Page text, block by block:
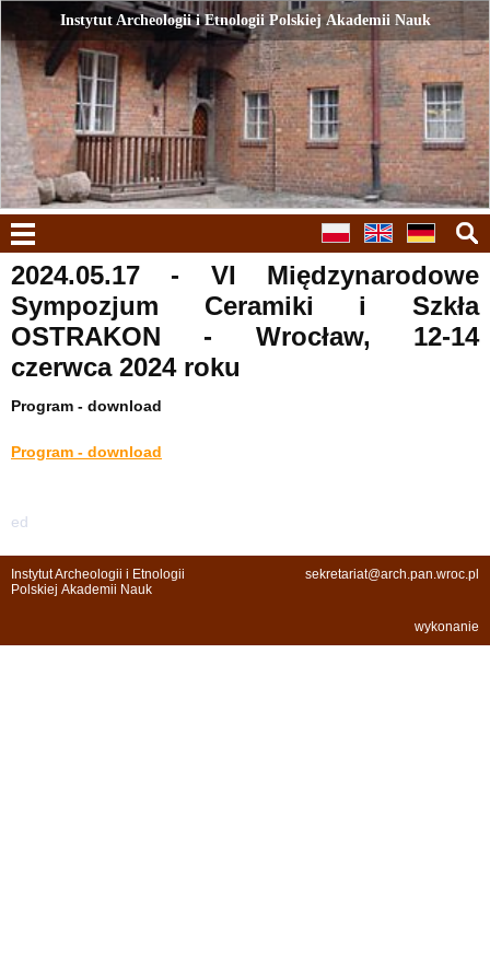
2024.05.17 - VI Międzynarodowe
Sympozjum Ceramiki i Szkła
OSTRAKON - Wrocław, 12-14
czerwca 2024 roku
Program - download
Program - download
ed
Instytut Archeologii i Etnologii Polskiej Akademii Nauk
Instytut Archeologii i Etnologii Polskiej Akademii Nauk
Instytut Archeologii i Etnologii
Polskiej Akademii Nauk
sekretariat@arch.pan.wroc.pl
wykonanie